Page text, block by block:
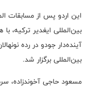
این اردو پس از مسابقات
بین‌المللی ایغدیر
آینده‌دار جودو در رده
بین‌المللی برگزار شد.
مسعود حاجی آخوندزاده،